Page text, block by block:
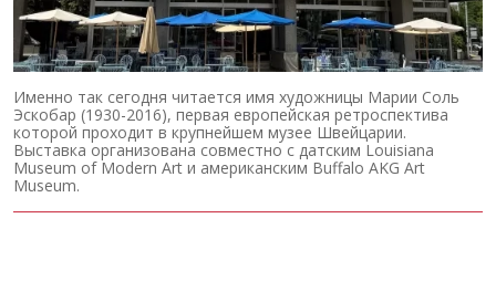
Именно так сегодня читается имя художницы Марии Соль
Эскобар (1930-2016), первая европейская ретроспектива
которой проходит в крупнейшем музее Швейцарии.
Выставка организована совместно с датским Louisiana
Museum of Modern Art и американским Buffalo AKG Art
Museum.